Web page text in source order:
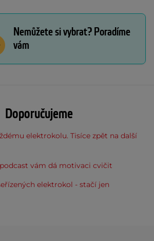
Nemůžete si vybrat? Poradíme
vám
Doporučujeme
elektrokolu. Tisíce zpět na další
vám dá motivaci cvičit
elektrokol - stačí jen